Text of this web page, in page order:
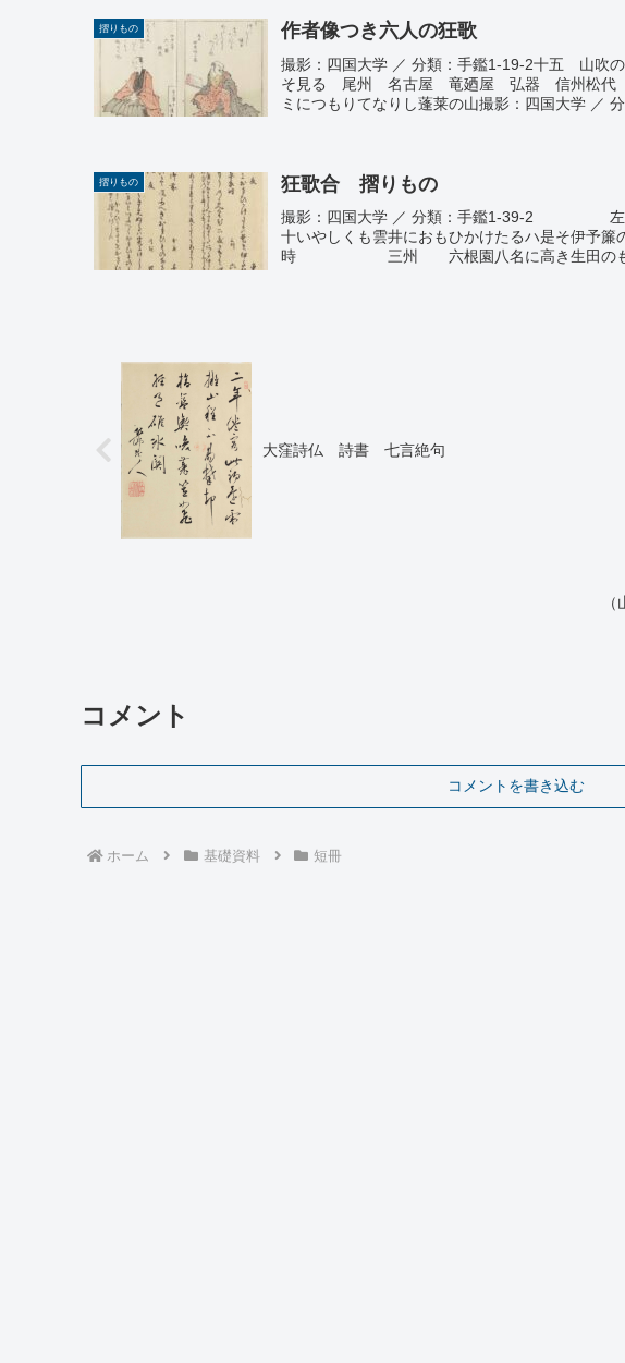
摺りもの 作者像つき六人の狂歌
撮影：四国大学 ／ 分類：手鑑1-19-2十五ゝ山吹
そ見る 尾州 名古屋 竜廼屋 弘器 信州松代
ミにつもりてなりし蓬莱の山撮影：四国大学 ／ 分
摺りもの 狂歌合 摺りもの
撮影：四国大学 ／ 分類：
十いやしくも雲井におもひかけたるハ
時 三州 六根園八名に高き生田のもり
大窪詩仏 詩書 七言絶句
コメント
コメントを書き込む
ホーム 基礎資料 短冊